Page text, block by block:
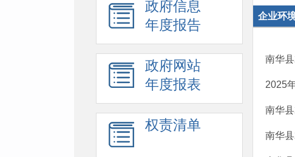
政府信息
年度报告
政府网站
年度报表
权责清单
企业环
南华
2025
南华
南华